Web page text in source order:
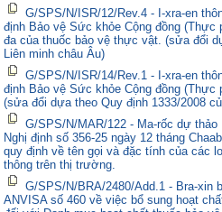
G/SPS/N/ISR/12/Rev.4 - I-xra-en
định Bảo vệ Sức khỏe Cộng đồng
đa của thuốc bảo vệ thực vật. (sửa đổi
Liên minh châu Âu)
G/SPS/N/ISR/14/Rev.1 - I-xra-en
định Bảo vệ Sức khỏe Cộng đồng (Thực
(sửa đổi dựa theo Quy định 1333/2008
G/SPS/N/MAR/122 - Ma-rốc dự
Nghị định số 356-25 ngày 12 tháng
quy định về tên gọi và đặc tính của các
thông trên thị trường.
G/SPS/N/BRA/2480/Add.1 - Bra-xin
ANVISA số 460 về việc bổ sung hoạt